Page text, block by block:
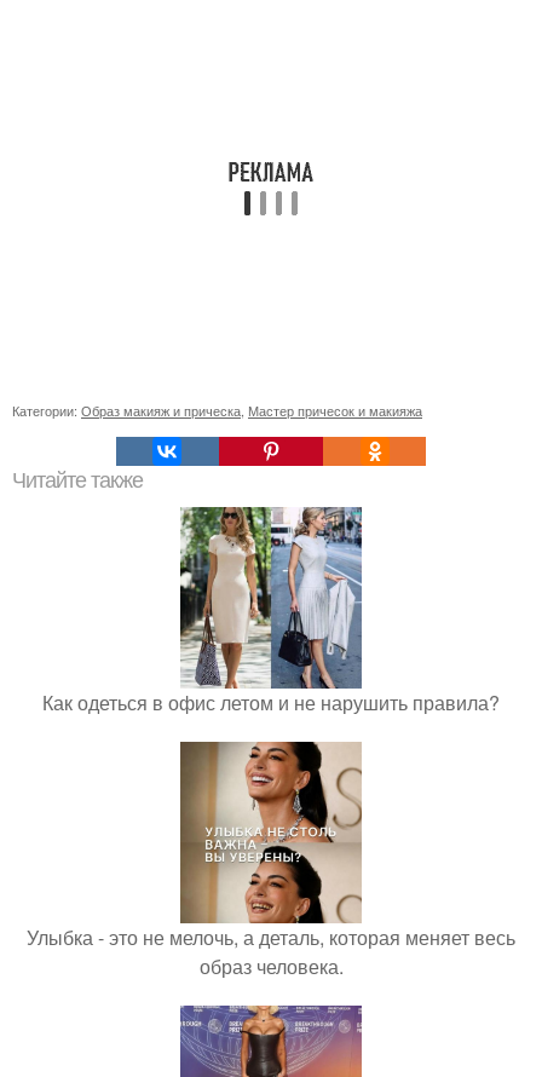
Категории: Образ макияж и прическа Мастер причесок и макияжа
Читайте также
Как одеться в офис летом и не нарушить правила?
Улыбка - это не мелочь, а деталь, которая меняет весь
образ человека.